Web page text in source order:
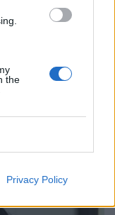
the
Privacy Policy